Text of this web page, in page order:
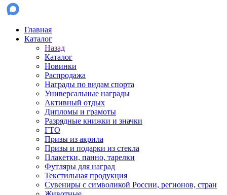
Главная
Каталог
Назад
Каталог
Новинки
Распродажа
Награды по видам спорта
Универсальные награды
Активный отдых
Дипломы и грамоты
Разрядные книжки и значки
ГТО
Призы из акрила
Призы и подарки из стекла
Плакетки, панно, тарелки
Футляры для наград
Текстильная продукция
Сувениры с символикой России, регионов, стран